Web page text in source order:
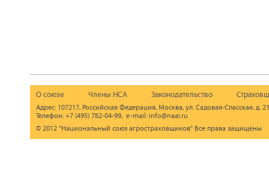
О союзе Члены НСА Законодательство
Адрес: 107217, Российская Федерация, Москва, ул. Садовая-Спасская, д.
Телефон: +7 (495) 782-04-99, e-mail: info@naai.ru
© 2012 "Национальный союз агростраховщиков" Все права защищены